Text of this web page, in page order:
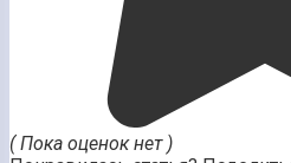
( Пока оценок нет )